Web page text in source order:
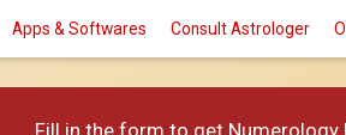
Apps & Softwares Consult Astrologer